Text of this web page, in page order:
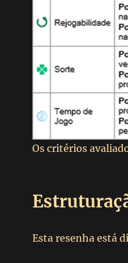
Os critérios
Esta resenha está